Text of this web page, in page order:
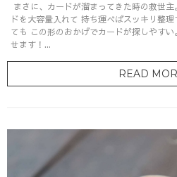
まさに、カードが溜まってきた時の救世
ドを大容量入れて 持ち運べばスッキリ整
ても この形のおかげでカードが探しやす
せます！...
READ